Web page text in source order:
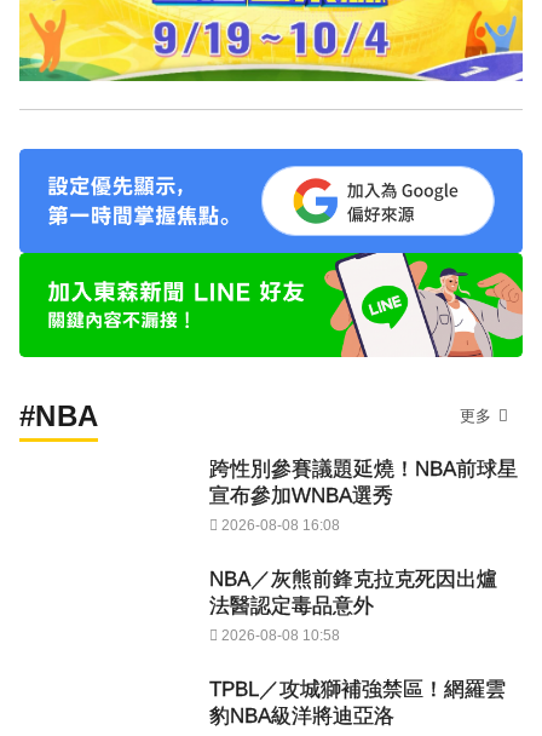
#NBA 更多
跨性別參賽議題延燒！NBA前球星
宣布參加WNBA選秀
2026-08-08 16:08
NBA／灰熊前鋒克拉克死因出爐
法醫認定毒品意外
2026-08-08 10:58
TPBL／攻城獅補強禁區！網羅雲
豹NBA級洋將迪亞洛